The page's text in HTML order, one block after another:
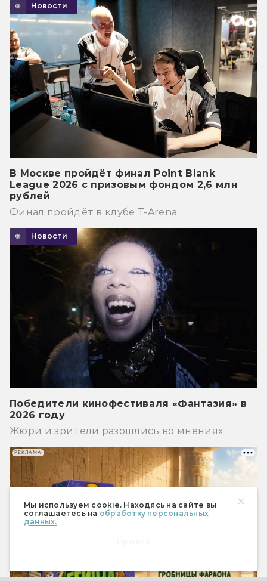
Мы используем cookie. Находясь на сайте вы
соглашаетесь на обработку персональных
данных.
Новости
В Москве пройдёт финал Point Blank
League 2026 с призовым фондом 2,6 млн
рублей
Финал пройдёт в клубе T-Arena.
Новости
Победители кинофестиваля «Фантазия» в
2026 году
Жюри и зрители разошлись во мнениях
РЕКЛАМА